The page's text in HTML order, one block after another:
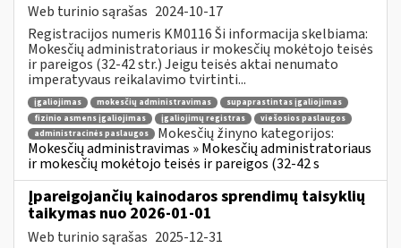
Web turinio sąrašas 2024-10-17
Registracijos numeris KM0116 Ši informacija skelbiama:
Mokesčių administratoriaus ir mokesčių mokėtojo teisės
ir pareigos (32-42 str.) Jeigu teisės aktai nenumato
imperatyvaus reikalavimo tvirtinti...
įgaliojimas mokesčių administravimas
supaprastintas įgaliojimas
fizinio asmens įgaliojimas
įgaliojimų registras
viešosios paslaugos
administracinės paslaugos
Mokesčių žinyno kategorijos:
Mokesčių administravimas » Mokesčių administratoriaus
ir mokesčių mokėtojo teisės ir pareigos (32-42 s
Įpareigojančių kainodaros sprendimų taisyklių
taikymas nuo 2026-01-01
Web turinio sąrašas 2025-12-31